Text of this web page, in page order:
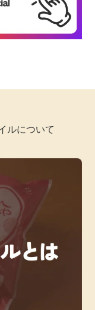
ルについて